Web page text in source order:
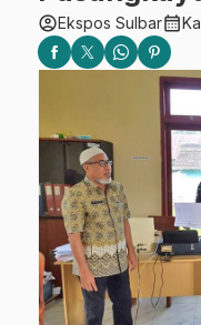
account_circleEkspos Sulbarcalendar_month